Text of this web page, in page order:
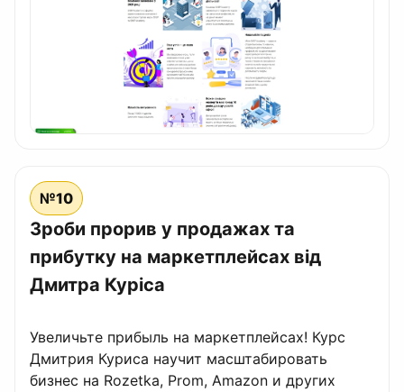
№10
Зроби прорив у продажах та
прибутку на маркетплейсах від
Дмитра Куріса
Увеличьте прибыль на маркетплейсах! Курс
Дмитрия Куриса научит масштабировать
бизнес на Rozetka, Prom, Amazon и других